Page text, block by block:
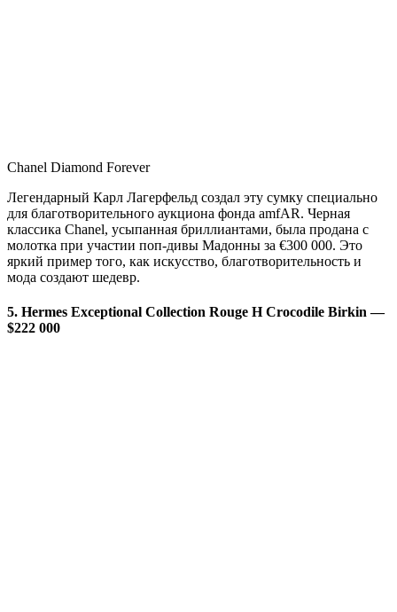
Chanel Diamond Forever
Легендарный Карл Лагерфельд создал эту сумку специально
для благотворительного аукциона фонда amfAR. Черная
классика Chanel, усыпанная бриллиантами, была продана с
молотка при участии поп-дивы Мадонны за €300 000. Это
яркий пример того, как искусство, благотворительность и
мода создают шедевр.
5. Hermes Exceptional Collection Rouge H Crocodile Birkin —
$222 000